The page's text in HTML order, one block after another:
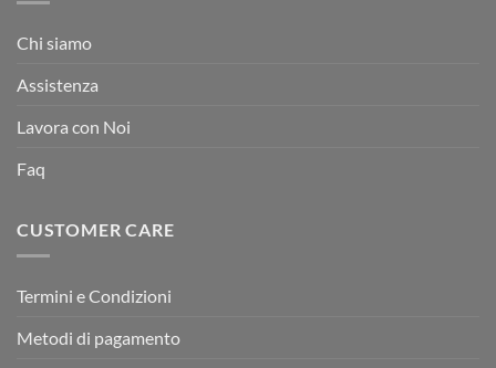
Chi siamo
Assistenza
Lavora con Noi
Faq
CUSTOMER CARE
Termini e Condizioni
Metodi di pagamento